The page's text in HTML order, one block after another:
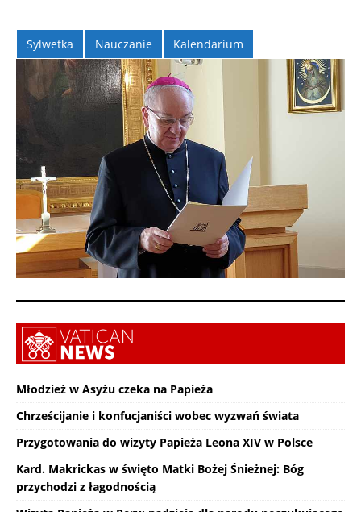
Sylwetka Nauczanie Kalendarium
Młodzież w Asyżu czeka na Papieża
Chrześcijanie i konfucjaniści wobec wyzwań świata
Przygotowania do wizyty Papieża Leona XIV w Polsce
Kard. Makrickas w święto Matki Bożej Śnieżnej: Bóg
przychodzi z łagodnością